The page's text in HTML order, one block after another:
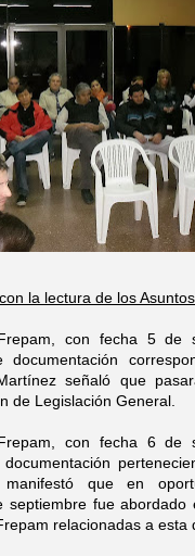
la lectura de los
con fecha 5 de
documentación
señaló que
de Legislación General.
con fecha 6 de
que en
septiembre fue abordado
relacionadas a esta